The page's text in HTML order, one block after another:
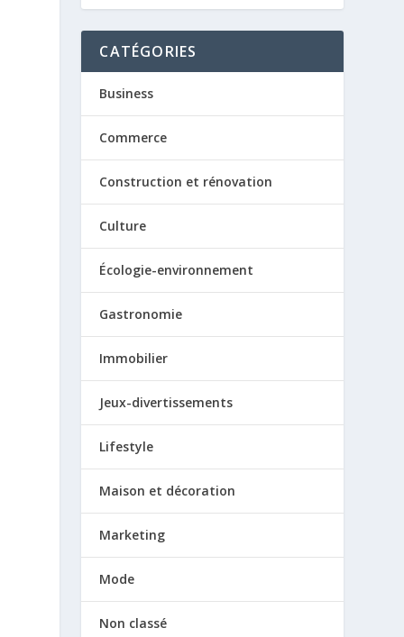
CATÉGORIES
Business
Commerce
Construction et rénovation
Culture
Écologie-environnement
Gastronomie
Immobilier
Jeux-divertissements
Lifestyle
Maison et décoration
Marketing
Mode
Non classé